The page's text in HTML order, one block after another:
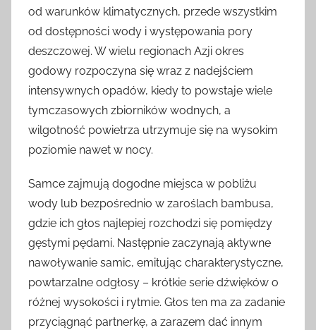
od warunków klimatycznych, przede wszystkim
od dostępności wody i występowania pory
deszczowej. W wielu regionach Azji okres
godowy rozpoczyna się wraz z nadejściem
intensywnych opadów, kiedy to powstaje wiele
tymczasowych zbiorników wodnych, a
wilgotność powietrza utrzymuje się na wysokim
poziomie nawet w nocy.
Samce zajmują dogodne miejsca w pobliżu
wody lub bezpośrednio w zaroślach bambusa,
gdzie ich głos najlepiej rozchodzi się pomiędzy
gęstymi pędami. Następnie zaczynają aktywne
nawoływanie samic, emitując charakterystyczne,
powtarzalne odgłosy – krótkie serie dźwięków o
różnej wysokości i rytmie. Głos ten ma za zadanie
przyciągnąć partnerkę, a zarazem dać innym